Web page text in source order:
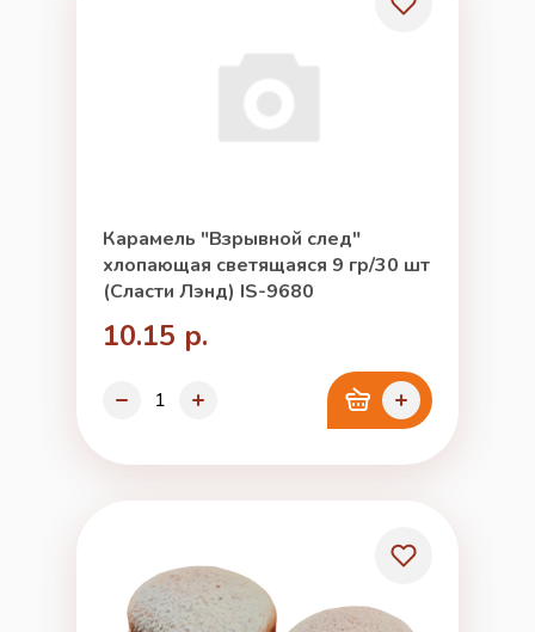
Карамель "Взрывной след"
хлопающая светящаяся 9 гр/30 шт
(Сласти Лэнд) IS-9680
10.15 р.